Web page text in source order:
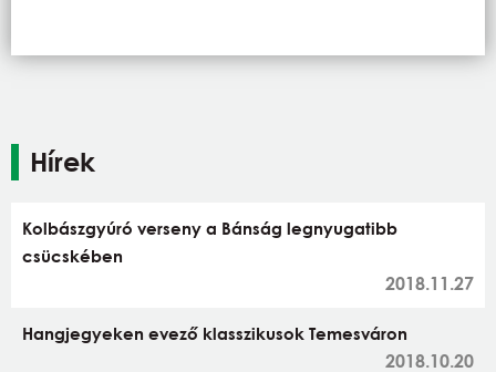
Hírek
Kolbászgyúró verseny a Bánság legnyugatibb
csücskében
2018.11.27
Hangjegyeken evező klasszikusok Temesváron
2018.10.20